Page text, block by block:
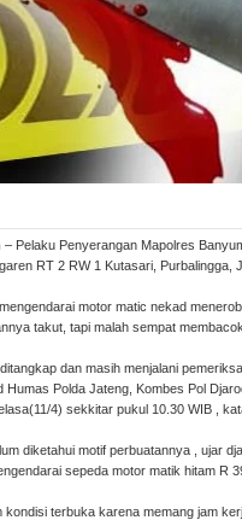
– Pelaku Penyerangan Mapolres
RT 2 RW 1 Kutasari, Purbalingga,
motor matic nekad
takut, tapi malah sempat
dan masih menjalani
Polda Jateng, Kombes Pol
4) sekkitar pukul 10.30 WIB ,
diketahui motif perbuatannya , ujar
sepeda motor matik hitam R
terbuka karena memang jam